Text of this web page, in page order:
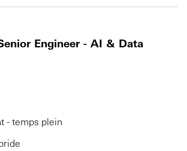
Engineer - AI & Data
- temps plein